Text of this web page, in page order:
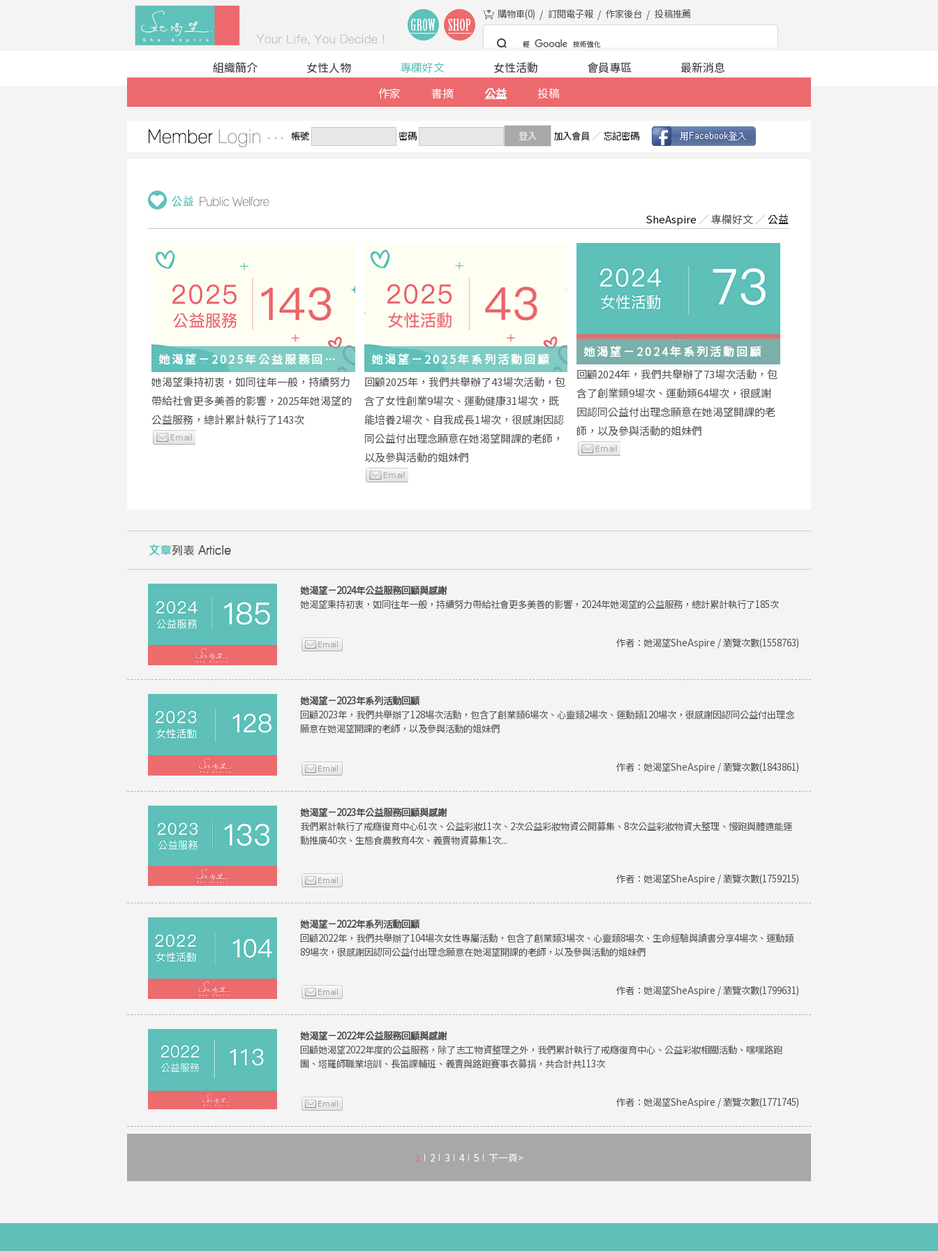
購物車(0) 訂閱電子報 作家後台 投稿推薦
組織簡介 女性人物
專欄好文
作家
書摘 公益 投稿
女性活動 會員專區 最新消息
帳號 密碼 登入 加入會員 ／ 忘記密碼
SheAspire ／專欄好文 ／公益
她渴望－2025年公益服務回顧
與感謝
她渴望秉持初衷，如同往年一般，持續努力
帶給社會更多美善的影響，2025年她渴望的
公益服務，總計累計執行了143次
她渴望－2025年系列活動回顧
回顧2025年，我們共舉辦了43場次活動，包
含了女性創業9場次、運動健康31場次，既
能培養2場次、自我成長1場次，很感謝因認
同公益付出理念願意在她渴望開課的老師，
以及參與活動的姐妹們
她渴望－2024年系列活動回顧
回顧2024年，我們共舉辦了73場次活動，包
含了創業類9場次、運動類64場次，很感謝
因認同公益付出理念願意在她渴望開課的老
師，以及參與活動的姐妹們
她渴望－2024年公益服務回顧與感謝
她渴望秉持初衷，如同往年一般，持續努力帶給社會更多美善的影響，2024年她渴望的公益服務，總計累計執行了185次
作者：她渴望SheAspire / 瀏覽次數(1558763)
她渴望－2023年系列活動回顧
回顧2023年，我們共舉辦了128場次活動，包含了創業類6場次、心靈類2場次、運動類120場次，很感謝因認同公益付出理念
願意在她渴望開課的老師，以及參與活動的姐妹們
作者：她渴望SheAspire / 瀏覽次數(1843861)
她渴望－2023年公益服務回顧與感謝
我們累計執行了戒癮復育中心61次、公益彩妝11次、2次公益彩妝物資公開募集、8次公益彩妝物資大整理、慢跑與體適能運
動推廣40次、生態食農教育4次、義賣物資募集1次...
作者：她渴望SheAspire / 瀏覽次數(1759215)
她渴望－2022年系列活動回顧
回顧2022年，我們共舉辦了104場次女性專屬活動，包含了創業類3場次、心靈類8場次、生命經驗與讀書分享4場次、運動類
89場次，很感謝因認同公益付出理念願意在她渴望開課的老師，以及參與活動的姐妹們
作者：她渴望SheAspire / 瀏覽次數(1799631)
她渴望－2022年公益服務回顧與感謝
回顧她渴望2022年度的公益服務，除了志工物資整理之外，我們累計執行了戒癮復育中心、公益彩妝相關活動、嘿嘿路跑
團、塔羅師職業培訓、長笛課輔班、義賣與路跑賽事衣募捐，共合計共113次
作者：她渴望SheAspire / 瀏覽次數(1771745)
1 2 3 4 5 下一頁>